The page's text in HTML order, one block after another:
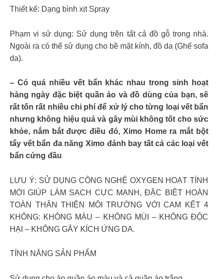
Thiết kế: Dạng bình xịt Spray
Phạm vi sử dụng: Sử dụng trên tất cả đồ gỗ trong nhà.
Ngoài ra có thể sử dụng cho bề mặt kính, đồ da (Ghế sofa
da).
– Có quá nhiều vết bẩn khác nhau trong sinh hoạt
hàng ngày đặc biệt quần áo và đồ dùng của bạn, sẽ
rất tốn rất nhiều chi phí để xử lý cho từng loại vết bẩn
nhưng không hiệu quả và gây mùi không tốt cho sức
khỏe, nắm bắt được điều đó, Ximo Home ra mắt bột
tẩy vết bẩn đa năng Ximo đánh bay tất cả các loại vết
bẩn cứng đầu
LƯU Ý: SỬ DỤNG CÔNG NGHỆ OXYGEN HOẠT TÍNH
MỚI GIÚP LÀM SẠCH CỰC MẠNH, ĐẶC BIỆT HOÀN
TOÀN THÂN THIỆN MÔI TRƯỜNG VỚI CAM KẾT 4
KHÔNG: KHÔNG MÀU – KHÔNG MÙI – KHÔNG ĐỘC
HẠI – KHÔNG GÂY KÍCH ỨNG DA.
TÍNH NĂNG SẢN PHẨM